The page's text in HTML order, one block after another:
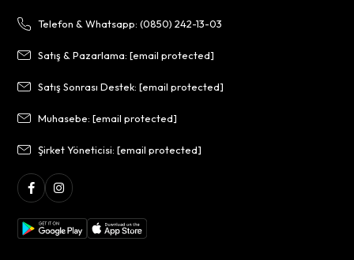
Telefon & Whatsapp: (0850) 242-13-03
Satış & Pazarlama:[email protected]
Satış Sonrası Destek:[email protected]
Muhasebe:[email protected]
Şirket Yöneticisi:[email protected]